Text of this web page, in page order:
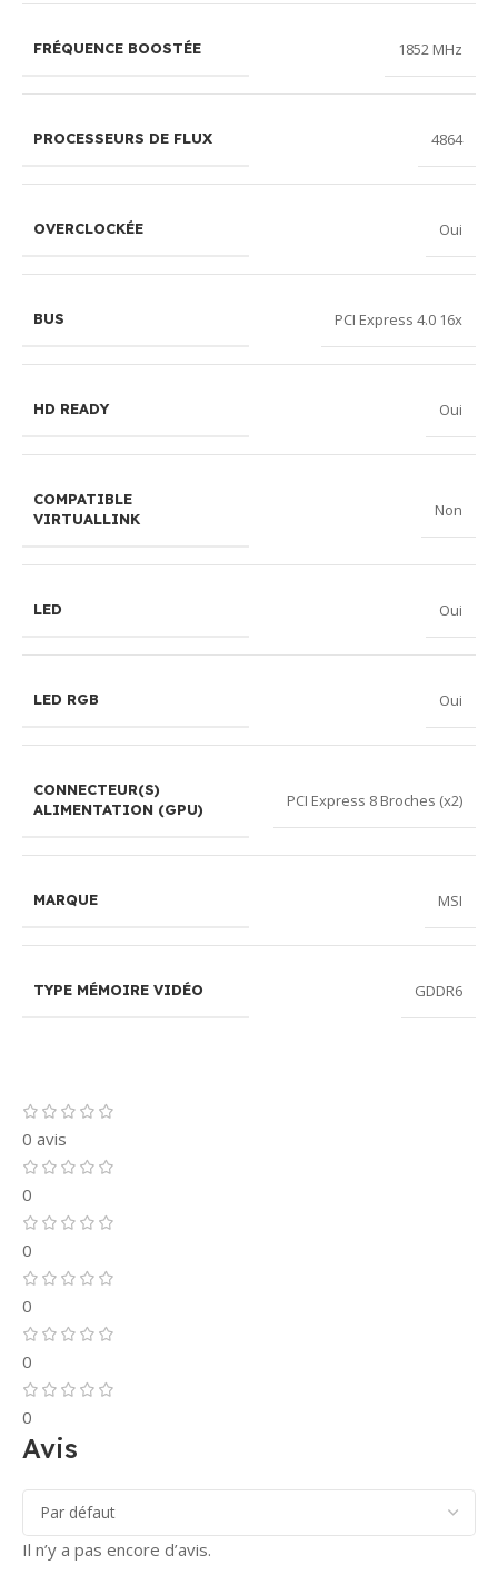
FRÉQUENCE BOOSTÉE 1852 MHz
PROCESSEURS DE FLUX 4864
OVERCLOCKÉE Oui
BUS PCI Express 4.0 16x
HD READY Oui
COMPATIBLE
VIRTUALLINK
Non
LED Oui
LED RGB Oui
CONNECTEUR(S)
ALIMENTATION (GPU)
PCI Express 8 Broches (x2)
MARQUE MSI
TYPE MÉMOIRE VIDÉO GDDR6
0 avis
0
0
0
0
0
Avis
Il n’y a pas encore d’avis.